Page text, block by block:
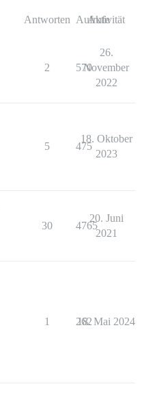
Antworten Aufrufe
Aktivität
2 570
26.
November
2022
5 475
18. Oktober
2023
30 4765
20. Juni
2021
1 262
18. Mai 2024